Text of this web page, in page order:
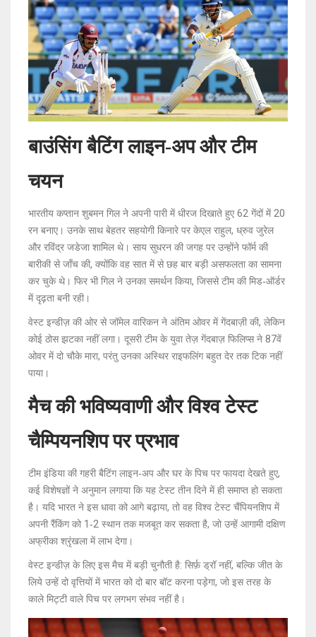
बाउंसिंग बैटिंग लाइन‑अप और टीम
चयन
भारतीय कप्तान शुबमन गिल ने अपनी पारी में धीरज दिखाते हुए 62 गेंदों में 20
रन बनाए। उनके साथ बेहतर सहयोगी किनारे पर केएल राहुल, ध्रुव जुरेल
और रविंद्र जडेजा शामिल थे। साय सुधरन की जगह पर उन्होंने फॉर्म की
बारीकी से जाँच की, क्योंकि वह सात में से छह बार बड़ी असफलता का सामना
कर चुके थे। फिर भी गिल ने उनका समर्थन किया, जिससे टीम की मिड‑ऑर्डर
में दृढ़ता बनी रही।
वेस्ट इन्डीज़ की ओर से जॉमेल वारिकन ने अंतिम ओवर में गेंदबाज़ी की, लेकिन
कोई ठोस झटका नहीं लगा। दूसरी टीम के युवा तेज़ गेंदबाज़ फिलिप्स ने 87वें
ओवर में दो चौके मारा, परंतु उनका अस्थिर राइफलिंग बहुत देर तक टिक नहीं
पाया।
मैच की भविष्यवाणी और विश्व टेस्ट
चैम्पियनशिप पर प्रभाव
टीम इंडिया की गहरी बैटिंग लाइन‑अप और घर के पिच पर फायदा देखते हुए,
कई विशेषज्ञों ने अनुमान लगाया कि यह टेस्ट तीन दिने में ही समाप्त हो सकता
है। यदि भारत ने इस धावा को आगे बढ़ाया, तो वह विश्व टेस्ट चैंपियनशिप में
अपनी रैंकिंग को 1‑2 स्थान तक मजबूत कर सकता है, जो उन्हें आगामी दक्षिण
अफ्रीका श्रृंखला में लाभ देगा।
वेस्ट इन्डीज़ के लिए इस मैच में बड़ी चुनौती है: सिर्फ़ ड्रॉ नहीं, बल्कि जीत के
लिये उन्हें दो वृत्तियों में भारत को दो बार बॉट करना पड़ेगा, जो इस तरह के
काले मिट्टी वाले पिच पर लगभग संभव नहीं है।